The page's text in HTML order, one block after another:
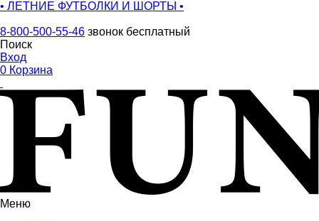
• ЛЕТНИЕ ФУТБОЛКИ И ШОРТЫ •
8-800-500-55-46 звонок бесплатный
Поиск
Вход
0 Корзина
Меню